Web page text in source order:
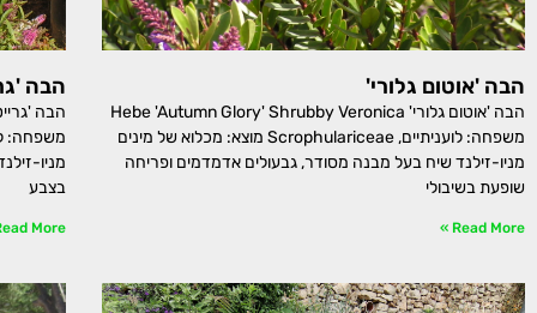
הבה 'אוטום גלורי'
הבה 'אוטום גלורי' Hebe 'Autumn Glory' Shrubby Veronica
משפחה: לועניתיים, Scrophulariceae מוצא: מכלוא של מינים
מניו-זילנד שיח בעל מבנה מסודר, גבעולים אדמדמים ופריחה
שופעת בשיבולי
Read More »
הבה
מניו-
בצבע
More »